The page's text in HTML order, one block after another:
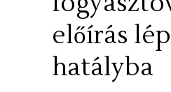
előírás lép
hatályba